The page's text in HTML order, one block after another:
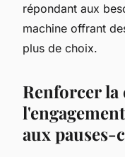
répondant aux
machine offrant
plus de choix.
Renforcer la
aux pauses-